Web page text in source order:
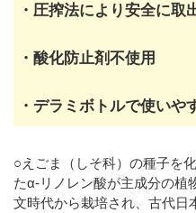
・圧搾法により安全に取
・酸化防止剤不使用
・デラミボトルで使いや
○えごま（しそ科）の種子を
たα‐リノレン酸が主成分の植
文時代から栽培され、古代日